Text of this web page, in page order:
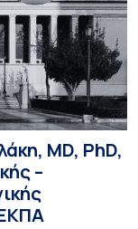
MD, PhD,
–